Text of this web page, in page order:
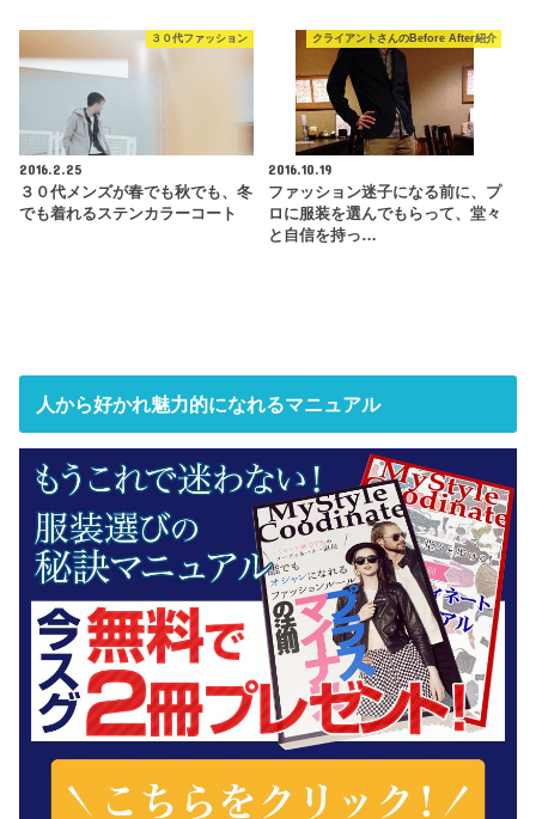
３０代ファッション
2016.2.25
３０代メンズが春でも秋でも、冬
でも着れるステンカラーコート
クライアントさんのBefore After紹介
2016.10.19
ファッション迷子になる前に、プ
ロに服装を選んでもらって、堂々
と自信を持っ…
人から好かれ魅力的になれるマニュアル